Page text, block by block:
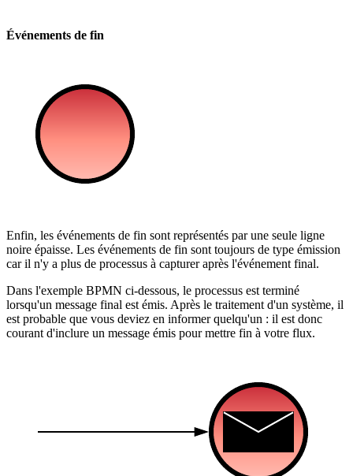
Événements de fin
Enfin, les événements de fin sont représentés par une seule ligne
noire épaisse. Les événements de fin sont toujours de type émission
car il n'y a plus de processus à capturer après l'événement final.
Dans l'exemple BPMN ci-dessous, le processus est terminé
lorsqu'un message final est émis. Après le traitement d'un système, il
est probable que vous deviez en informer quelqu'un : il est donc
courant d'inclure un message émis pour mettre fin à votre flux.